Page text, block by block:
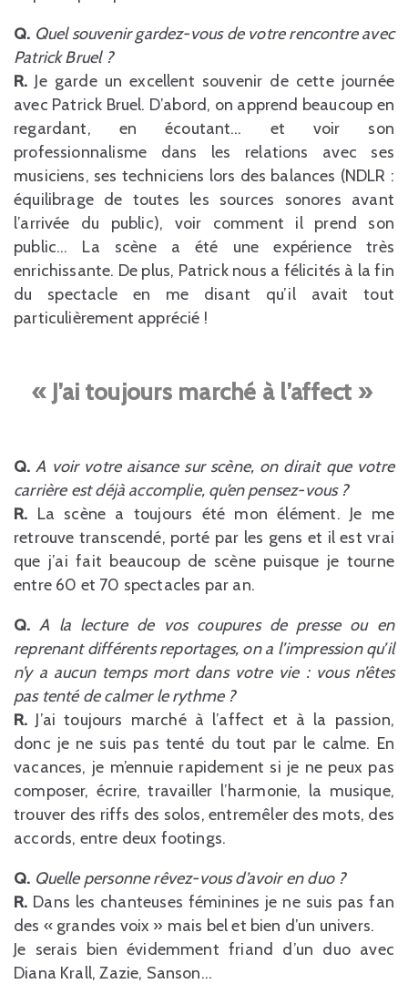
Q. Quel souvenir gardez-vous de votre rencontre avec
Patrick Bruel ?
R. Je garde un excellent souvenir de cette journée
avec Patrick Bruel. D’abord, on apprend beaucoup en
regardant, en écoutant… et voir son
professionnalisme dans les relations avec ses
musiciens, ses techniciens lors des balances (NDLR :
équilibrage de toutes les sources sonores avant
l’arrivée du public), voir comment il prend son
public… La scène a été une expérience très
enrichissante. De plus, Patrick nous a félicités à la fin
du spectacle en me disant qu’il avait tout
particulièrement apprécié !
« J’ai toujours marché à l’affect »
Q.A voir votre aisance sur scène, on dirait que votre
carrière est déjà accomplie, qu’en pensez-vous ?
R. La scène a toujours été mon élément. Je me
retrouve transcendé, porté par les gens et il est vrai
que j’ai fait beaucoup de scène puisque je tourne
entre 60 et 70 spectacles par an.
Q.A la lecture de vos coupures de presse ou en
reprenant différents reportages, on a l’impression qu’il
n’y a aucun temps mort dans votre vie : vous n’êtes
pas tenté de calmer le rythme ?
R. J’ai toujours marché à l’affect et à la passion,
donc je ne suis pas tenté du tout par le calme. En
vacances, je m’ennuie rapidement si je ne peux pas
composer, écrire, travailler l’harmonie, la musique,
trouver des riffs des solos, entremêler des mots, des
accords, entre deux footings.
Q. Quelle personne rêvez-vous d’avoir en duo ?
R. Dans les chanteuses féminines je ne suis pas fan
des « grandes voix » mais bel et bien d’un univers.
Je serais bien évidemment friand d’un duo avec
Diana Krall, Zazie, Sanson…